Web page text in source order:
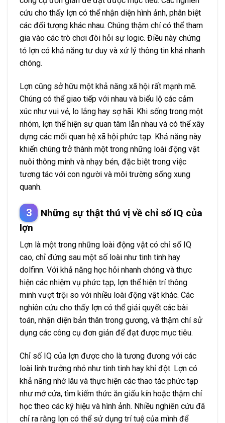
cứu cho thấy lợn có thể nhận diện hình ảnh, phân biệt
các đối tượng khác nhau. Chúng thậm chí có thể tham
gia vào các trò chơi đòi hỏi sự logic. Điều này chứng
tỏ lợn có khả năng tư duy và xử lý thông tin khá nhanh
chóng.
Lợn cũng sở hữu một khả năng xã hội rất mạnh mẽ.
Chúng có thể giao tiếp với nhau và biểu lộ các cảm
xúc như vui vẻ, lo lắng hay sợ hãi. Khi sống trong một
nhóm, lợn thể hiện sự quan tâm lẫn nhau và có thể xây
dựng các mối quan hệ xã hội phức tạp. Khả năng này
khiến chúng trở thành một trong những loài động vật
nuôi thông minh và nhạy bén, đặc biệt trong việc
tương tác với con người và môi trường sống xung
quanh.
Những sự thật thú vị về chỉ số IQ của
lợn
Lợn là một trong những loài động vật có chỉ số IQ
cao, chỉ đứng sau một số loài như tinh tinh hay
dolfinn. Với khả năng học hỏi nhanh chóng và thực
hiện các nhiệm vụ phức tạp, lợn thể hiện trí thông
minh vượt trội so với nhiều loài động vật khác. Các
nghiên cứu cho thấy lợn có thể giải quyết các bài
toán, nhận diện bản thân trong gương, và thậm chí sử
dụng các công cụ đơn giản để đạt được mục tiêu.
Chỉ số IQ của lợn được cho là tương đương với các
loài linh trưởng nhỏ như tinh tinh hay khỉ đột. Lợn có
khả năng nhớ lâu và thực hiện các thao tác phức tạp
như mở cửa, tìm kiếm thức ăn giấu kín hoặc thậm chí
học theo các ký hiệu và hình ảnh. Nhiều nghiên cứu đã
chỉ ra rằng lợn có thể sử dụng trí tuệ của mình để